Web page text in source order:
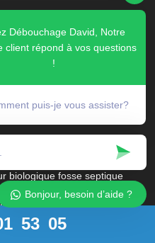
53 05
biologique fosse septique
assainissement canalisations
terrain astuces de
astuces débouchage naturel
Débouchage David, Notre
client répond à vos questions
!
puis-je vous assister?
Bonjour, besoin d’aide ?